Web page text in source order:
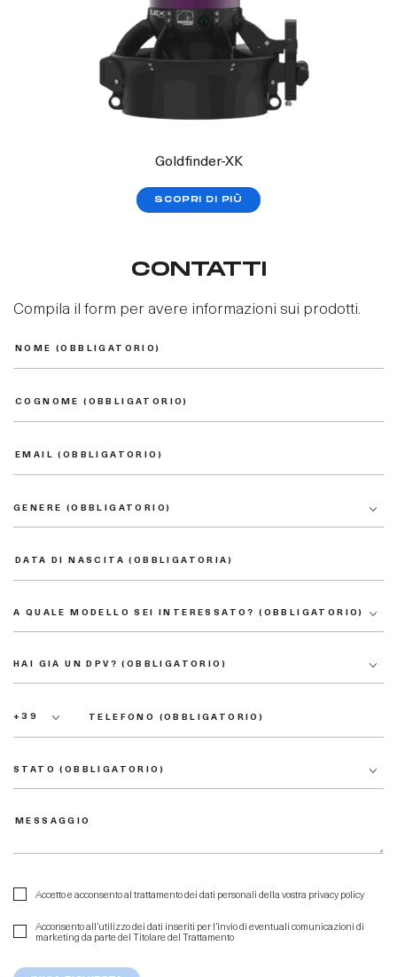
Goldfinder-XK
SCOPRI DI PIÙ
CONTATTI
Compila il form per avere informazioni sui prodotti.
Accetto e acconsento al trattamento dei dati personali della vostra privacy policy
Acconsento all’utilizzo dei dati inseriti per l’invio di eventuali comunicazioni di
marketing da parte del Titolare del Trattamento